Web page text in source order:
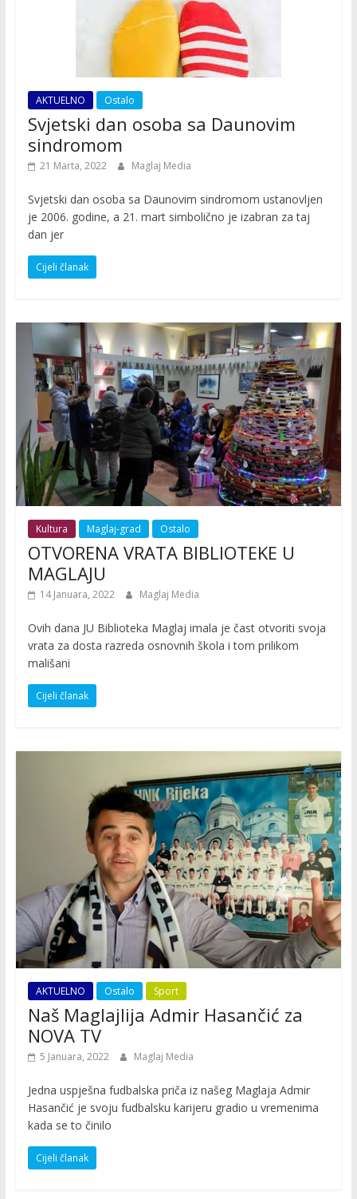
AKTUELNO Ostalo
Svjetski dan osoba sa Daunovim
sindromom
21 Marta, 2022 Maglaj Media
Svjetski dan osoba sa Daunovim sindromom ustanovljen
je 2006. godine, a 21. mart simbolično je izabran za taj
dan jer
Cijeli članak
Kultura Maglaj-grad Ostalo
OTVORENA VRATA BIBLIOTEKE U
MAGLAJU
14 Januara, 2022 Maglaj Media
Ovih dana JU Biblioteka Maglaj imala je čast otvoriti svoja
vrata za dosta razreda osnovnih škola i tom prilikom
mališani
Cijeli članak
AKTUELNO Ostalo Sport
Naš Maglajlija Admir Hasančić za
NOVA TV
5 Januara, 2022 Maglaj Media
Jedna uspješna fudbalska priča iz našeg Maglaja Admir
Hasančić je svoju fudbalsku karijeru gradio u vremenima
kada se to činilo
Cijeli članak